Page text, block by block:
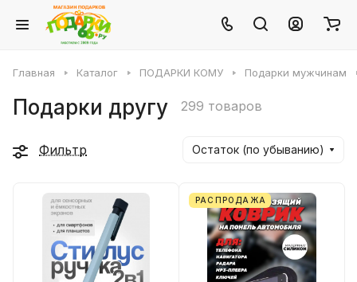
Главная Каталог ПОДАРКИ КОМУ Подарки мужчинам
Подарки другу 299 товаров
Фильтр Остаток (по убыванию)
РАСПРОДАЖА